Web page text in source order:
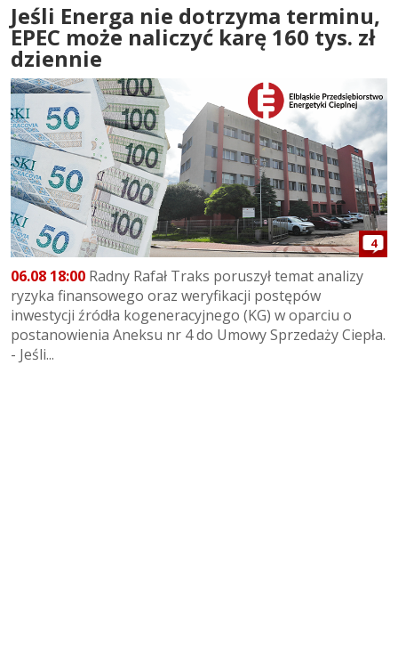
Jeśli Energa nie dotrzyma terminu,
EPEC może naliczyć karę 160 tys. zł
dziennie
4
06.08 18:00 Radny Rafał Traks poruszył temat analizy
ryzyka finansowego oraz weryfikacji postępów
inwestycji źródła kogeneracyjnego (KG) w oparciu o
postanowienia Aneksu nr 4 do Umowy Sprzedaży Ciepła.
- Jeśli...